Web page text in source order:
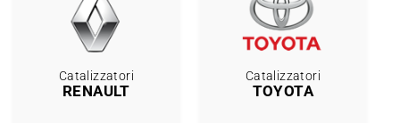
Catalizzatori
RENAULT
Catalizzatori
TOYOTA